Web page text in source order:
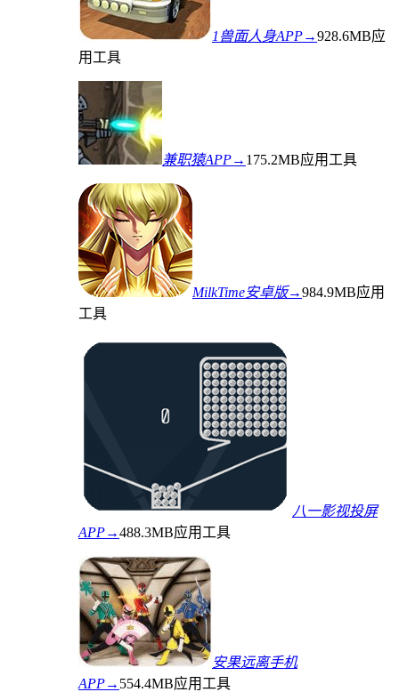
1兽面人身APP→928.6MB应
用工具
兼职猿APP→ 175.2MB应用工具
MilkTime安卓版→984.9MB应用
工具
八一影视投屏
APP→488.3MB应用工具
安果远离手机
APP→ 554.4MB应用工具